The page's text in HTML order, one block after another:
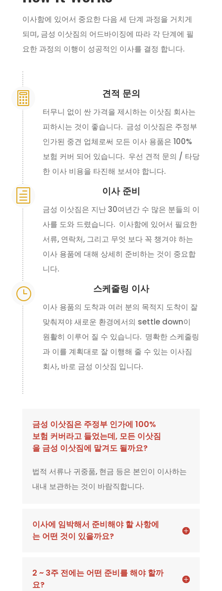
이사함에 있어서 중요한 다음 세 단계 과정을 거치게
되며, 금성 이삿짐의 어드바이징에 따라 각 단계에 필
요한 과정의 이행이 성공적인 이사를 결정 합니다.
 견적 문의
터무니 없이 싼 가격을 제시하는 이삿짐 회사는
피하시는 것이 좋습니다. 금성 이삿짐은 주정부
인가된 중견 업체로써 모든 이사 용품은 100%
보험 커버 되어 있습니다. 우선 견적 문의 / 타당
한 이사 비용을 타진해 보셔야 합니다.
h 이사 준비
금성 이삿짐은 지난 30여년간 수 많은 분들의 이
사를 도와 드렸습니다. 이사함에 있어서 필요한
서류, 연락처, 그리고 무엇 보다 꼭 챙겨야 하는
이사 용품에 대해 상세히 준비하는 것이 중요합
니다.
} 스케줄링 이사
이사 용품의 도착과 여러 분의 목적지 도착이 잘
맞춰져야 새로운 환경에서의 settle down이
원활히 이루어 질 수 있습니다. 명확한 스케줄링
과 이를 계획대로 잘 이행해 줄 수 있는 이사짐
회사, 바로 금성 이삿짐 입니다.
금성 이삿짐은 주정부 인가에 100%
보험 커버라고 들었는데, 모든 이삿짐
을 금성 이삿짐에 맡겨도 될까요?
법적 서류나 귀중품, 현금 등은 본인이 이사하는
내내 보관하는 것이 바람직합니다.
이사에 임박해서 준비해야 할 사항에
는 어떤 것이 있을까요?
2 ~ 3주 전에는 어떤 준비를 해야 할까
요?